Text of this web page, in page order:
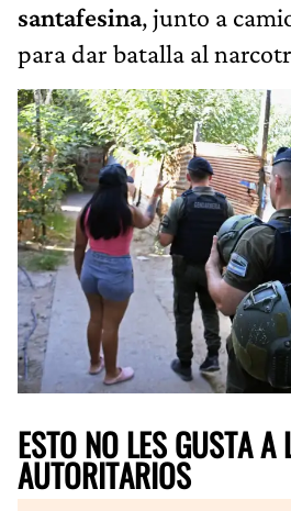
santafesina, junto a
para dar batalla al
ESTO NO LES GUSTA A
AUTORITARIOS